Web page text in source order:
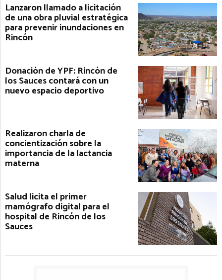
Lanzaron llamado a licitación
de una obra pluvial estratégica
para prevenir inundaciones en
Rincón
Donación de YPF: Rincón de
los Sauces contará con un
nuevo espacio deportivo
Realizaron charla de
concientización sobre la
importancia de la lactancia
materna
Salud licita el primer
mamógrafo digital para el
hospital de Rincón de los
Sauces